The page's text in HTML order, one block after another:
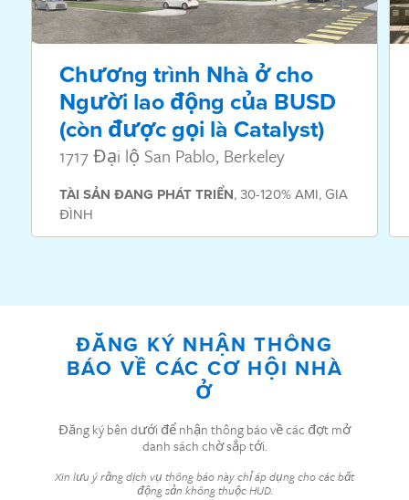
Chương trình Nhà ở cho
Người lao động của BUSD
(còn được gọi là Catalyst)
1717 Đại lộ San Pablo, Berkeley
TÀI SẢN ĐANG PHÁT TRIỂN,30-120% AMI,GIA
ĐÌNH
ĐĂNG KÝ NHẬN THÔNG
BÁO VỀ CÁC CƠ HỘI NHÀ
Ở
Đăng ký bên dưới để nhận thông báo về các đợt mở
danh sách chờ sắp tới.
Xin lưu ý rằng dịch vụ thông báo này chỉ áp dụng cho các bất
động sản không thuộc HUD.